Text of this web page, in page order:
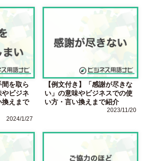
間を取ら
やビジネ
換えまで
2024/1/27
【例文付き】「感謝が尽きな
い」の意味やビジネスでの使
い方・言い換えまで紹介
2023/11/20